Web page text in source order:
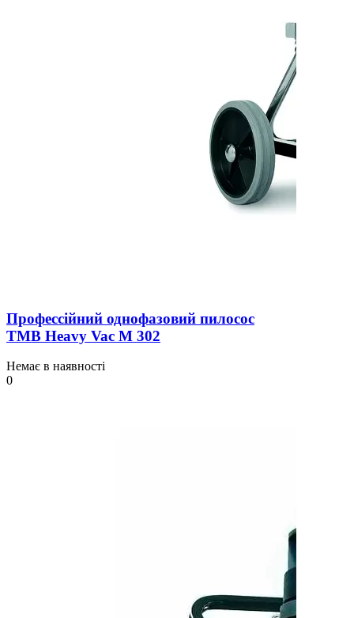
Профессійний однофазовий пилосос
TMB Heavy Vac М 302
Немає в наявності
0